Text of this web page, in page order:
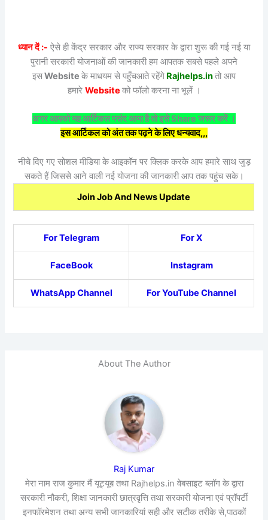
ध्यान दें :- ऐसे ही केंद्र सरकार और राज्य सरकार के द्वारा शुरू की गई नई या
पुरानी सरकारी योजनाओं की जानकारी हम आपतक सबसे पहले अपने
इसWebsite के माधयम से पहुँचआते रहेंगे Rajhelps.inतो आप
हमारे Website को फॉलो करना ना भूलें ।
अगर आपको यह आर्टिकल पसंद आया है तो इसे Share जरूर करें ।
इस आर्टिकल को अंत तक पढ़ने के लिए धन्यवाद,,,
नीचे दिए गए सोशल मीडिया के आइकॉन पर क्लिक करके आप हमारे साथ जुड़
सकते हैं जिससे आने वाली नई योजना की जानकारी आप तक पहुंच सके।
Join Job And News Update
For Telegram For X
FaceBook Instagram
WhatsApp Channel For YouTube Channel
About The Author
Raj Kumar
मेरा नाम राज कुमार मैं यूट्यूब तथा Rajhelps.in वेबसाइट ब्लॉग के द्वारा
सरकारी नौकरी, शिक्षा जानकारी छात्रवृत्ति तथा सरकारी योजना एवं प्रॉपर्टी
इनफॉरमेशन तथा अन्य सभी जानकारियां सही और सटीक तरीके से,पाठकों